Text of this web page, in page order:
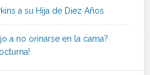
a su Hija de Diez Años
a no orinarse en la cama?